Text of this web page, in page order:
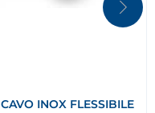
CAVO INOX FLESSIBILE